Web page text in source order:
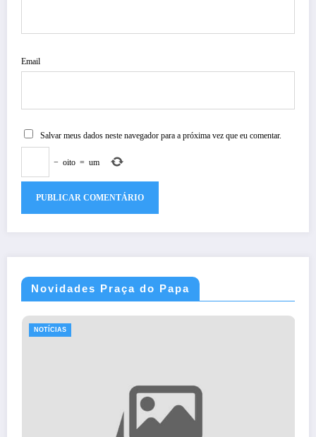
Email
Salvar meus dados neste navegador para a próxima vez que eu comentar.
− oito = um
Novidades Praça do Papa